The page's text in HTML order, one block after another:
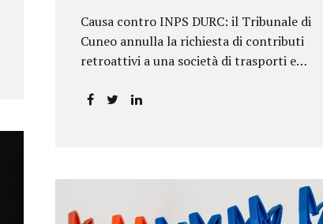
Causa contro INPS DURC: il Tribunale di
Cuneo annulla la richiesta di contributi
retroattivi a una società di trasporti e
chiarendo i limiti delle pretese